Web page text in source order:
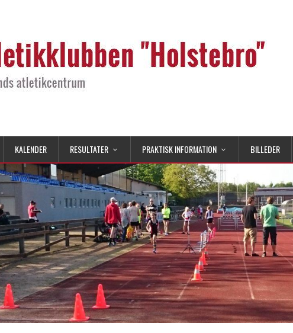
KALENDER RESULTATER PRAKTISK INFORMATION BILLEDER